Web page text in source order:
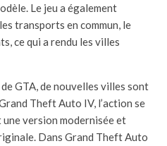
Le jeu a également
transports en commun, le
ce qui a rendu les villes
GTA, de nouvelles villes sont
Theft Auto IV, l’action se
version modernisée et
Dans Grand Theft Auto